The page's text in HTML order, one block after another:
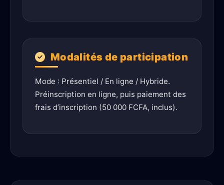
Modalités de participation
Mode : Présentiel / En ligne / Hybride.
Préinscription en ligne, puis paiement des
frais d’inscription (50 000 FCFA, inclus).